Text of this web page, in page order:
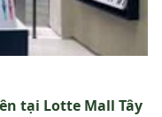
tại Lotte Mall Tây